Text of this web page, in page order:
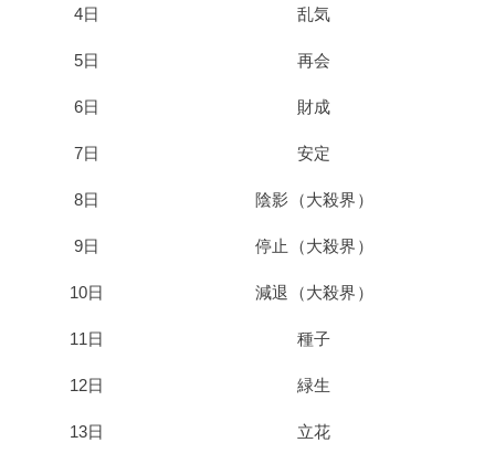
4日 乱気
5日 再会
6日 財成
7日 安定
8日 陰影（大殺界）
9日 停止（大殺界）
10日 減退（大殺界）
11日 種子
12日 緑生
13日 立花